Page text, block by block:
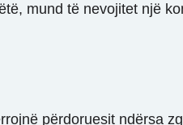
mund të nevojitet një
përdoruesit ndërsa